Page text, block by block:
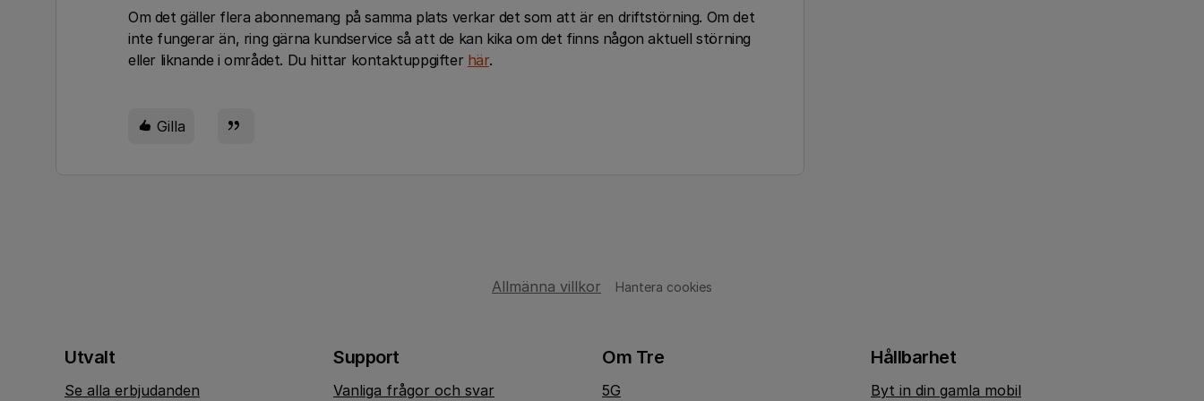
Om det gäller flera abonnemang på samma plats verkar det som att är en driftstörning. Om det
inte fungerar än, ring gärna kundservice så att de kan kika om det finns någon aktuell störning
eller liknande i området. Du hittar kontaktuppgifter här.
Gilla
Allmänna villkor Hantera cookies
Utvalt
Se alla erbjudanden
Support
Vanliga frågor och svar
Om Tre
5G
Hållbarhet
Byt in din gamla mobil